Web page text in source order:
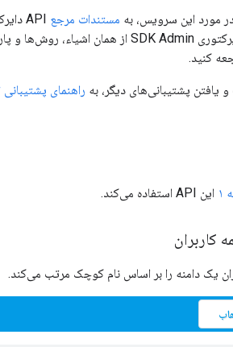
در مورد این سرویس، به مستندات مرجع
کنید.
یافتن پشتیبانی‌های دیگر، به راهنمای پشتیبانی Admin SDK Directory
این API استفاده می‌کند.
کاربران
یک دامنه را بر اساس نام کوچک مرتب می‌کند.